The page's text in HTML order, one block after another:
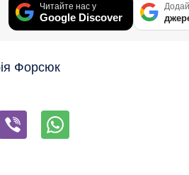
Читайте нас у
Google Discover
Форсюк